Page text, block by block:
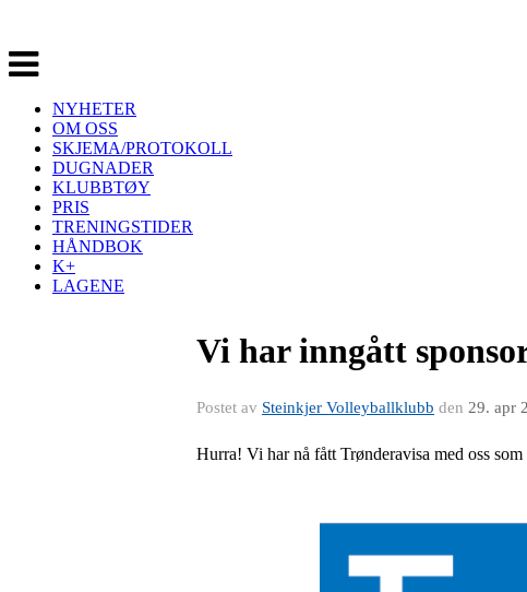
Veksle
navigasjon
NYHETER
OM OSS
SKJEMA/PROTOKOLL
DUGNADER
KLUBBTØY
PRIS
TRENINGSTIDER
HÅNDBOK
K+
LAGENE
Vi har inngått
Postet av Steinkjer Volleyballklubb den 29. apr
Hurra! Vi har nå fått Trønderavisa med oss som